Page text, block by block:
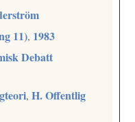
11), 1983
Debatt
,H. Offentlig